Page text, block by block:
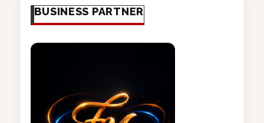
BUSINESS PARTNER